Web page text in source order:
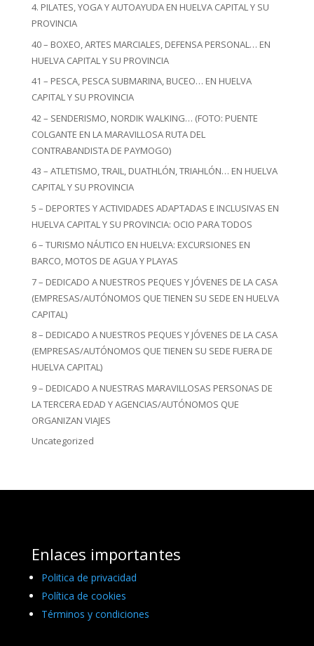
4. PILATES, YOGA Y AUTOAYUDA EN HUELVA CAPITAL Y SU
PROVINCIA
40 – BOXEO, ARTES MARCIALES, DEFENSA PERSONAL… EN
HUELVA CAPITAL Y SU PROVINCIA
41 – PESCA, PESCA SUBMARINA, BUCEO… EN HUELVA
CAPITAL Y SU PROVINCIA
42 – SENDERISMO, NORDIK WALKING… (FOTO: PUENTE
COLGANTE EN LA MARAVILLOSA RUTA DEL
CONTRABANDISTA DE PAYMOGO)
43 – ATLETISMO, TRAIL, DUATHLÓN, TRIAHLÓN… EN HUELVA
CAPITAL Y SU PROVINCIA
5 – DEPORTES Y ACTIVIDADES ADAPTADAS E INCLUSIVAS EN
HUELVA CAPITAL Y SU PROVINCIA: OCIO PARA TODOS
6 – TURISMO NÁUTICO EN HUELVA: EXCURSIONES EN
BARCO, MOTOS DE AGUA Y PLAYAS
7 – DEDICADO A NUESTROS PEQUES Y JÓVENES DE LA CASA
(EMPRESAS/AUTÓNOMOS QUE TIENEN SU SEDE EN HUELVA
CAPITAL)
8 – DEDICADO A NUESTROS PEQUES Y JÓVENES DE LA CASA
(EMPRESAS/AUTÓNOMOS QUE TIENEN SU SEDE FUERA DE
HUELVA CAPITAL)
9 – DEDICADO A NUESTRAS MARAVILLOSAS PERSONAS DE
LA TERCERA EDAD Y AGENCIAS/AUTÓNOMOS QUE
ORGANIZAN VIAJES
Uncategorized
Enlaces importantes
Politica de privacidad
Política de cookies
Términos y condiciones